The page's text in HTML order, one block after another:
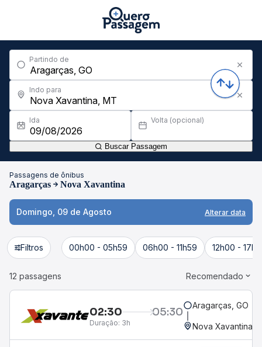
Partindo de
Indo para
Ida Volta (opcional)
Buscar Passagem
Passagens de ônibus
Aragarças Nova Xavantina
Domingo, 09 de Agosto Alterar data
Filtros 00h00 - 05h59 06h00 - 11h59 12h00 -
12 passagens Recomendado
02:30 05:30
Duração: 3h
Aragarças, GO
Nova Xavantina,